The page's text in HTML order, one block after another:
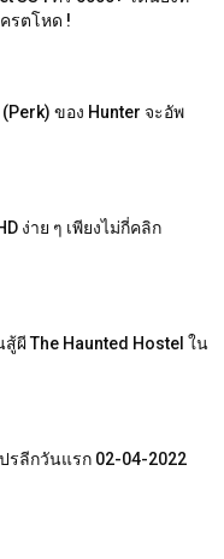
รตโหด !
(Perk) ของ Hunter จะอัพ
ง่าย ๆ เพียงไม่กี่คลิก
ผี The Haunted Hostel ใน
รลีกวันแรก 02-04-2022